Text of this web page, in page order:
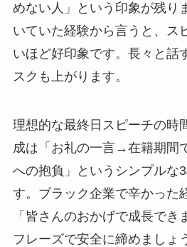
めない人」という印象が残り
いていた経験から言うと、ス
いほど好印象です。長々と話
スクも上がります。
理想的な最終日スピーチの時
成は「お礼の一言→在籍期間
への抱負」というシンプルな
す。ブラック企業で辛かった
「皆さんのおかげで成長でき
フレーズで安全に締めましょ